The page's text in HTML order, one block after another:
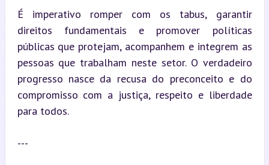
É imperativo romper com os tabus, garantir
direitos fundamentais e promover políticas
públicas que protejam, acompanhem e integrem as
pessoas que trabalham neste setor. O verdadeiro
progresso nasce da recusa do preconceito e do
compromisso com a justiça, respeito e liberdade
para todos.
---